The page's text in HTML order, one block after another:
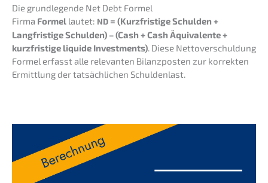
Die grund­le­gen­de Net Debt Formel
Firma Formel lautet: ND = (Kurzfris­ti­ge Schul­den +
Langfris­ti­ge Schul­den) – (Cash + Cash Äquiva­len­te +
kurzfris­ti­ge liqui­de Invest­ments). Diese Netto­ver­schul­dung
Formel erfasst alle relevan­ten Bilanz­pos­ten zur korrek­ten
Ermitt­lung der tatsäch­li­chen Schuldenlast.